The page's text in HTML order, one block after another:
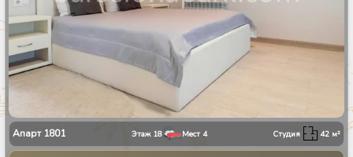
Апарт 1801 Этаж 18 Мест 4 Студия 42 м²